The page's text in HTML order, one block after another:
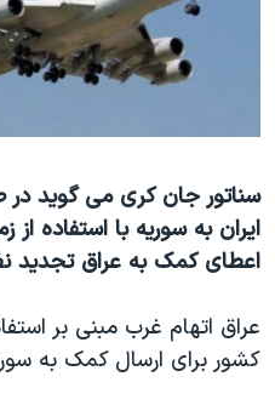
فرهنگ و زندگی
حقوق شهروندی
اسرائیل در جنگ
گالری عکس
مستندها
انتخابات ریاست جمهوری آمریکا ۲۰۲۴
ورزش زنان در ایران
اعتراضات زن، زندگی، آزادی
تریبونال مردمی آبان ۹۸
دادگاه حمید نوری
دنبال کنید
زبانهای مختلف
سناتور جان کری می گوید در
ایران به سوریه با استفاده
اعطای کمک به عراق تجدید
عراق اتهام غرب مبنی بر
کشور برای ارسال کمک به